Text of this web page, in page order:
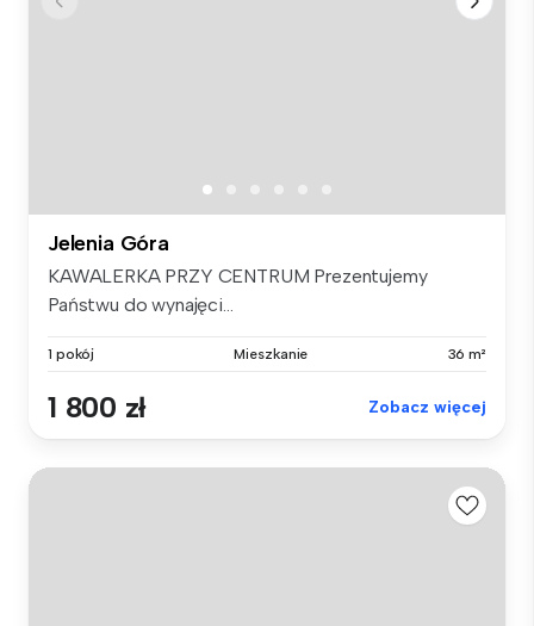
Jelenia Góra
KAWALERKA PRZY CENTRUM Prezentujemy
Państwu do wynajęci...
1 pokój Mieszkanie 36 m²
1 800 zł Zobacz więcej